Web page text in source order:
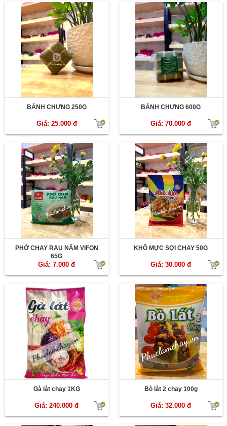
BÁNH CHƯNG 250G
Giá: 25.000 đ
BÁNH CHƯNG 600G
Giá: 70.000 đ
PHỞ CHAY RAU NẤM VIFON
65G
Giá: 7.000 đ
KHÔ MỰC SỢI CHAY 50G
Giá: 30.000 đ
Gà lát chay 1KG
Giá: 240.000 đ
Bò lát 2 chay 100g
Giá: 32.000 đ